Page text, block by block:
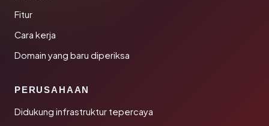
Fitur
Cara kerja
Domain yang baru diperiksa
PERUSAHAAN
Didukung infrastruktur tepercaya